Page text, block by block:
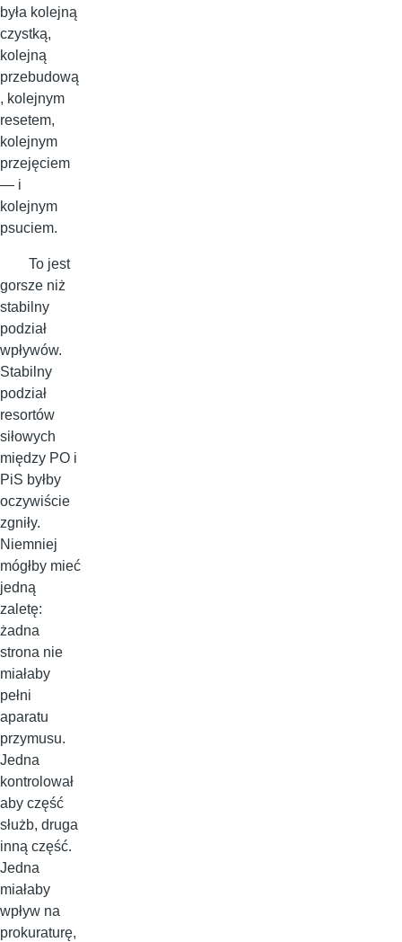
była kolejną
czystką,
kolejną
przebudową
, kolejnym
resetem,
kolejnym
przejęciem
— i
kolejnym
psuciem.
To jest
gorsze niż
stabilny
podział
wpływów.
Stabilny
podział
resortów
siłowych
między PO i
PiS byłby
oczywiście
zgniły.
Niemniej
mógłby mieć
jedną
zaletę:
żadna
strona nie
miałaby
pełni
aparatu
przymusu.
Jedna
kontrolował
aby część
służb, druga
inną część.
Jedna
miałaby
wpływ na
prokuraturę,